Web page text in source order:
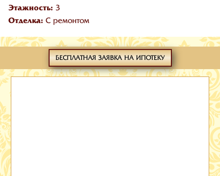
Этажность: 3
Отделка: С ремонтом
БЕСПЛАТНАЯ ЗАЯВКА НА ИПОТЕКУ